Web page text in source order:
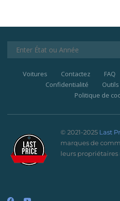
Voitures Contactez FAQ
Confidentialité
Politique de
© 2021-2025 Last
marques de
leurs propriétaires